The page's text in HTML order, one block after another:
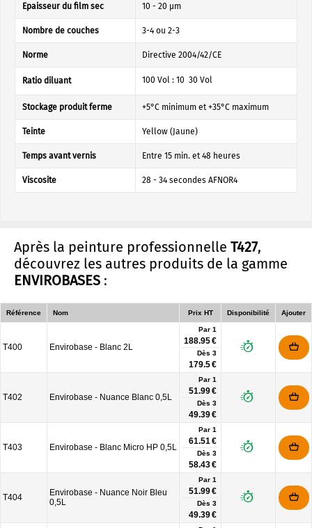
Epaisseur du film sec 10 - 20 µm
Nombre de couches 3-4 ou 2-3
Norme Directive 2004/42/CE
Ratio diluant 100 Vol : 10  30 Vol
Stockage produit ferme +5°C minimum et +35°C maximum
Teinte Yellow (Jaune)
Temps avant vernis Entre 15 min. et 48 heures
Viscosite 28 - 34 secondes AFNOR4
Après la peinture professionnelle T427,
découvrez les autres produits de la gamme
ENVIROBASES :
Référence Nom Prix HT Disponibilité Ajouter
T400 Envirobase - Blanc 2L
Par 1
188.95 €
Dès 3
179.5 €
T402 Envirobase - Nuance Blanc 0,5L
Par 1
51.99 €
Dès 3
49.39 €
T403 Envirobase - Blanc Micro HP 0,5L
Par 1
61.51 €
Dès 3
58.43 €
T404
Envirobase - Nuance Noir Bleu
0,5L
Par 1
51.99 €
Dès 3
49.39 €